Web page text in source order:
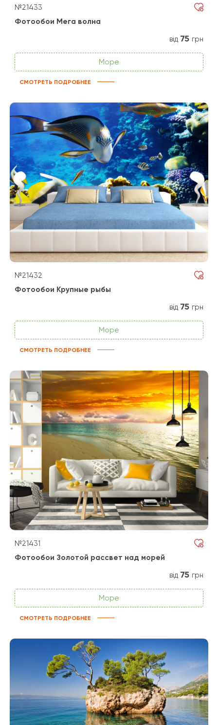
№21433
Фотообои Мега волна
від 75 грн
Море
СМОТРЕТЬ ПОДРОБНЕЕ
№21432
Фотообои Крупные рыбы
від 75 грн
Море
СМОТРЕТЬ ПОДРОБНЕЕ
№21431
Фотообои Золотой рассвет над морей
від 75 грн
Море
СМОТРЕТЬ ПОДРОБНЕЕ